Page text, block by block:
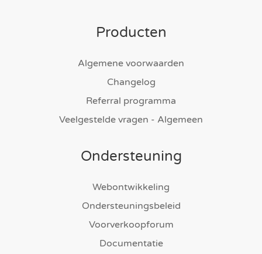
Producten
Algemene voorwaarden
Changelog
Referral programma
Veelgestelde vragen - Algemeen
Ondersteuning
Webontwikkeling
Ondersteuningsbeleid
Voorverkoopforum
Documentatie